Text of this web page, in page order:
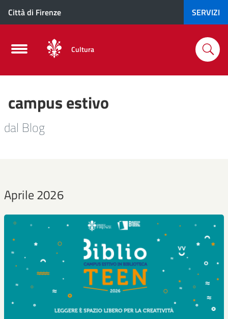
Città di Firenze SERVIZI
Cultura
campus estivo
dal Blog
Aprile 2026